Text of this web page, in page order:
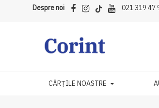
Despre noi 021 319 47
CĂRȚILE NOASTRE